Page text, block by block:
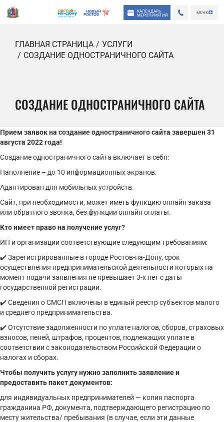
КАЛЕНДАРЬ
МЕРОПРИЯТИЙ
МЕНЮ
ГЛАВНАЯ СТРАНИЦА
УСЛУГИ
СОЗДАНИЕ ОДНОСТРАНИЧНОГО САЙТА
СОЗДАНИЕ ОДНОСТРАНИЧНОГО САЙТА
Прием заявок на создание одностраничного сайта завершен 31
августа 2022 года!
Создание одностраничного сайта включает в себя:
Наполнение – до 10 информационных экранов.
Адаптирован для мобильных устройств.
Сайт, при необходимости, может иметь функцию онлайн заказа
или обратного звонка, без функции онлайн оплаты.
Кто имеет право на получение услуг?
ИП и организации соответствующие следующим требованиям: ⠀
✔️ Зарегистрированные в городе Ростов-на-Дону, срок
осуществления предпринимательской деятельности которых на
момент подачи заявления не превышает 3-х лет с даты
государственной регистрации. ⠀
✔️ Сведения о СМСП включены в единый реестр субъектов малого
и среднего предпринимательства. ⠀
✔️ Отсутствие задолженности по уплате налогов, сборов, страховых
взносов, пеней, штрафов, процентов, подлежащих уплате в
соответствии с законодательством Российской Федерации о
налогах и сборах.
Чтобы получить услугу нужно заполнить заявление и
предоставить пакет документов: ⠀
для индивидуальных предпринимателей — копия паспорта
гражданина РФ, документа, подтверждающего регистрацию по
месту жительства/ пребывания (в случае, если эти данные